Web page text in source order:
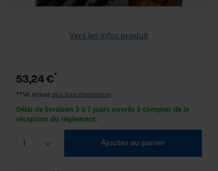
Vers les infos produit
53,24 €*
*TVA incluse plus frais d'expédition
Délai de livraison 3 à 7 jours ouvrés à compter de la
réception du règlement.
Ajouter au panier